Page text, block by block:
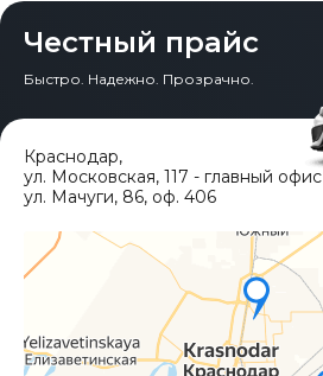
Честный прайс
Быстро. Надежно. Прозрачно.
Краснодар,
ул. Московская, 117 - главный офис
ул. Мачуги, 86, оф. 406